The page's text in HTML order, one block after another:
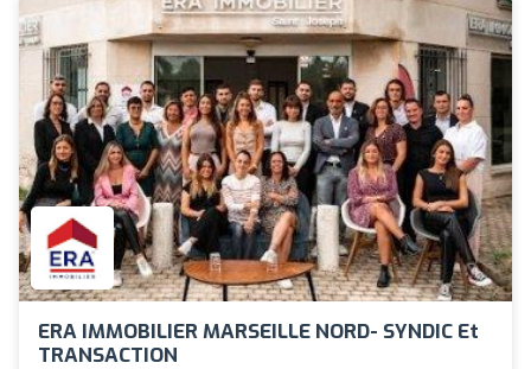
ERA IMMOBILIER MARSEILLE NORD- SYNDIC Et
TRANSACTION